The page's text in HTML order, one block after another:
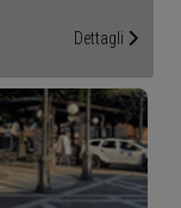
Dettagli